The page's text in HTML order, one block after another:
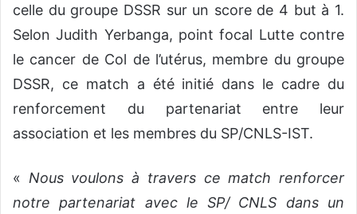
celle du groupe DSSR sur un score de 4 but à 1.
Selon Judith Yerbanga, point focal Lutte contre
le cancer de Col de l’utérus, membre du groupe
DSSR, ce match a été initié dans le cadre du
renforcement du partenariat entre leur
association et les membres du SP/CNLS-IST.
« Nous voulons à travers ce match renforcer
notre partenariat avec le SP/ CNLS dans un